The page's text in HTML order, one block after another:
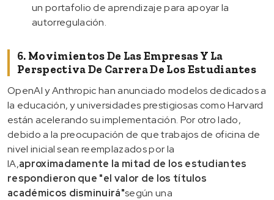
un portafolio de aprendizaje para apoyar la
autorregulación.
6. Movimientos De Las Empresas Y La
Perspectiva De Carrera De Los Estudiantes
OpenAI y Anthropic han anunciado modelos dedicados a
la educación, y universidades prestigiosas como Harvard
están acelerando su implementación. Por otro lado,
debido a la preocupación de que trabajos de oficina de
nivel inicial sean reemplazados por la
IA,aproximadamente la mitad de los estudiantes
respondieron que "el valor de los títulos
académicos disminuirá"según una